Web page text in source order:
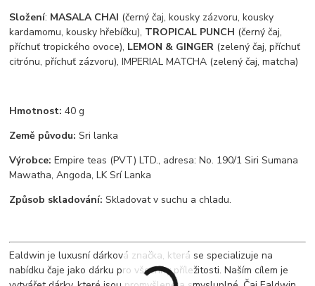
Složení: MASALA CHAI (černý čaj, kousky zázvoru, kousky
kardamomu, kousky hřebíčku), TROPICAL PUNCH (černý čaj,
příchuť tropického ovoce), LEMON & GINGER (zelený čaj, příchuť
citrónu, příchuť zázvoru), IMPERIAL MATCHA (zelený čaj, matcha)
Hmotnost: 40 g
Země původu: Sri lanka
Výrobce: Empire teas (PVT) LTD., adresa: No. 190/1 Siri Sumana
Mawatha, Angoda, LK Srí Lanka
Způsob skladování: Skladovat v suchu a chladu.
Ealdwin je luxusní dárková značka, která se specializuje na
nabídku čaje jako dárku pro všechny příležitosti. Naším cílem je